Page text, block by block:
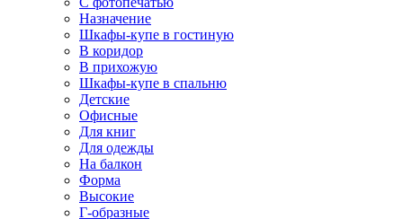
Назначение
Шкафы-купе в гостиную
В коридор
В прихожую
Шкафы-купе в спальню
Детские
Офисные
Для книг
Для одежды
На балкон
Форма
Высокие
Г-образные